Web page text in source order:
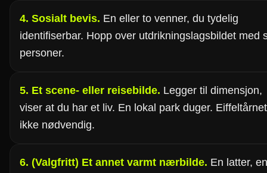
4. Sosialt bevis. En eller to venner, du tydelig
identifiserbar. Hopp over utdrikningslagsbildet med
personer.
5. Et scene- eller reisebilde. Legger til dimensjon,
viser at du har et liv. En lokal park duger.
ikke nødvendig.
6. (Valgfritt) Et annet varmt nærbilde. En latter, en